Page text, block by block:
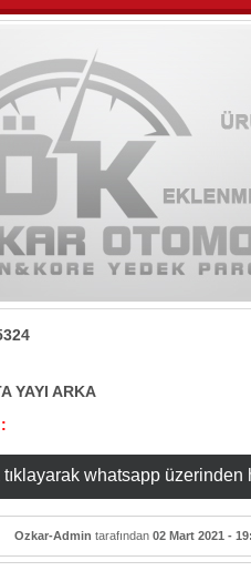
YAYI ARKA
tıklayarak whatsapp
Ozkar-Admin tarafından 02 Mart 2021 -